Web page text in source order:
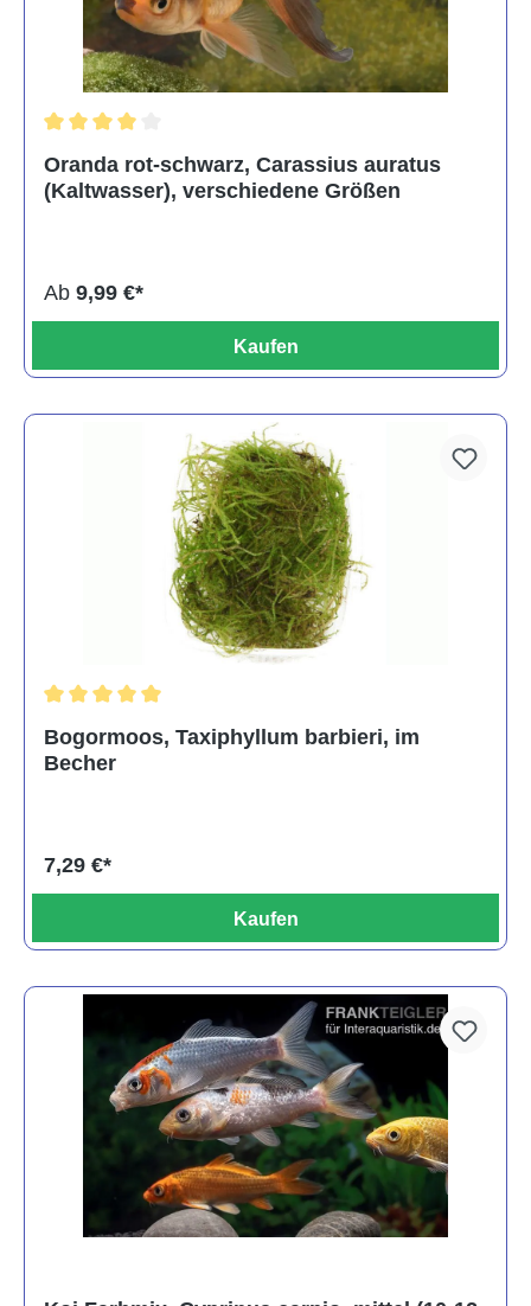
Oranda rot-schwarz, Carassius auratus
(Kaltwasser), verschiedene Größen
Ab 9,99 €*
Kaufen
Bogormoos, Taxiphyllum barbieri, im
Becher
7,29 €*
Kaufen